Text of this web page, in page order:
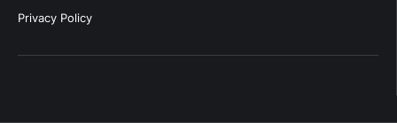
Privacy Policy